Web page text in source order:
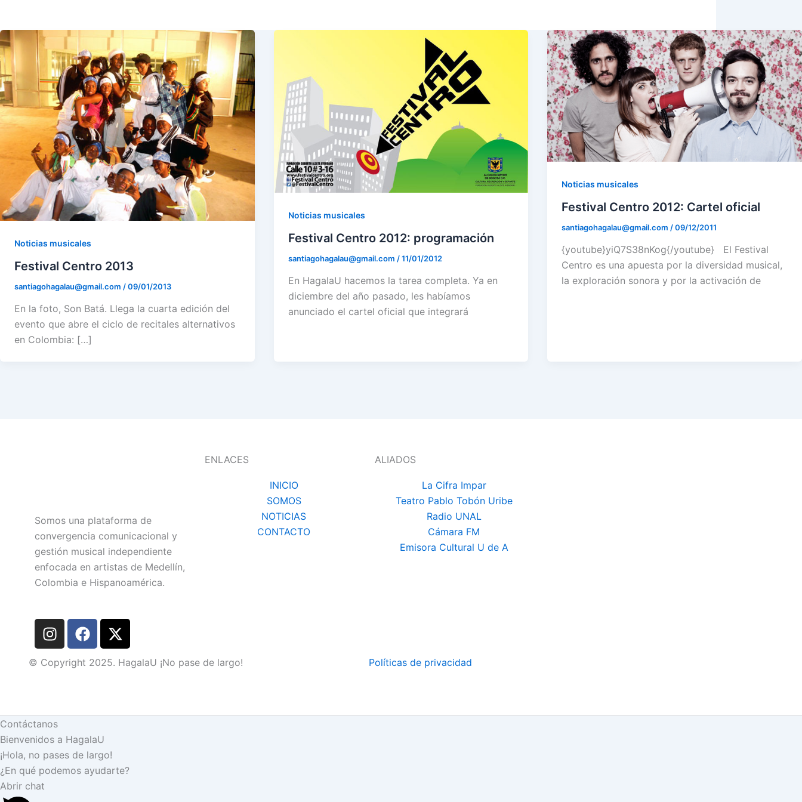
Noticias musicales
Festival Centro 2013
santiagohagalau@gmail.com /09/01/2013
En la foto, Son Batá. Llega la cuarta edición del
evento que abre el ciclo de recitales alternativos
en Colombia: […]
Noticias musicales
Festival Centro 2012: programación
santiagohagalau@gmail.com /11/01/2012
En HagalaU hacemos la tarea completa. Ya en
diciembre del año pasado, les habíamos
anunciado el cartel oficial que integrará
Noticias musicales
Festival Centro 2012: Cartel oficial
santiagohagalau@gmail.com /09/12/2011
{youtube}yiQ7S38nKog{/youtube} El Festival
Centro es una apuesta por la diversidad musical,
la exploración sonora y por la activación de
Somos una plataforma de
convergencia comunicacional y
gestión musical independiente
enfocada en artistas de Medellín,
Colombia e Hispanoamérica.
I
n
t
r
a
m
F
a
c
e
o
X
-
t
w
t
ENLACES
INICIO
SOMOS
NOTICIAS
CONTACTO
ALIADOS
La Cifra Impar
Teatro Pablo Tobón Uribe
Radio UNAL
Cámara FM
Emisora Cultural U de A
© Copyright 2025. HagalaU ¡No pase de largo! Políticas de privacidad
Contáctanos
Bienvenidos a HagalaU
¡Hola, no pases de largo!
¿En qué podemos ayudarte?
Abrir chat